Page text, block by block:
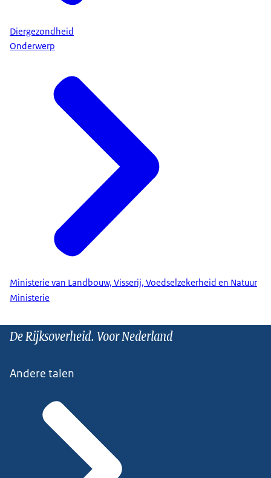
Diergezondheid
Onderwerp
Ministerie van Landbouw, Visserij, Voedselzekerheid en Natuur
Ministerie
De Rijksoverheid. Voor Nederland
Andere talen